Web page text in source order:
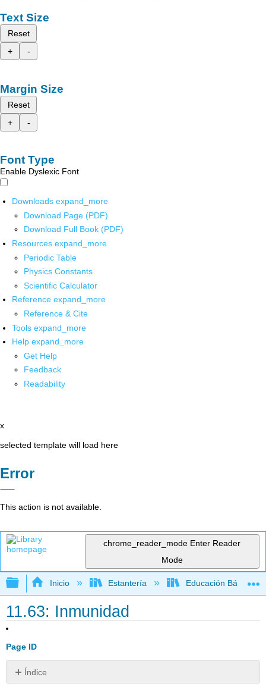
Text Size
Reset
+
-
Margin Size
Reset
+
-
Font Type
Enable Dyslexic Font
Downloads expand_more
Download Page (PDF)
Download Full Book (PDF)
Resources expand_more
Periodic Table
Physics Constants
Scientific Calculator
Reference expand_more
Reference & Cite
Tools expand_more
Help expand_more
Get Help
Feedback
Readability
x
selected template will load here
Error
This action is not available.
chrome_reader_mode Enter Reader
Mode
Expandir/contraer jerarquía global
Inicio Estantería Educación Básica
11.63: Inmunidad
Page ID
Índice